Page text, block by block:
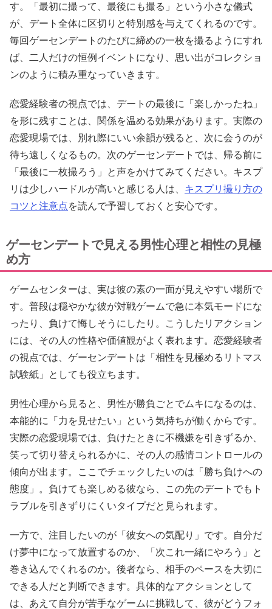
す。「最初に撮って、最後にも撮る」という小さな儀式
が、デート全体に区切りと特別感を与えてくれるのです。
毎回ゲーセンデートのたびに締めの一枚を撮るようにすれ
ば、二人だけの恒例イベントになり、思い出がコレクショ
ンのように積み重なっていきます。
恋愛経験者の視点では、デートの最後に「楽しかったね」
を形に残すことは、関係を温める効果があります。実際の
恋愛現場では、別れ際にいい余韻が残ると、次に会うのが
待ち遠しくなるもの。次のゲーセンデートでは、帰る前に
「最後に一枚撮ろう」と声をかけてみてください。キスプ
リは少しハードルが高いと感じる人は、 キスプリ撮り方の
コツと注意点を読んで予習しておくと安心です。
ゲーセンデートで見える男性心理と相性の見極
め方
ゲームセンターは、実は彼の素の一面が見えやすい場所で
す。普段は穏やかな彼が対戦ゲームで急に本気モードにな
ったり、負けて悔しそうにしたり。こうしたリアクション
には、その人の性格や価値観がよく表れます。恋愛経験者
の視点では、ゲーセンデートは「相性を見極めるリトマス
試験紙」としても役立ちます。
男性心理から見ると、男性が勝負ごとでムキになるのは、
本能的に「力を見せたい」という気持ちが働くからです。
実際の恋愛現場では、負けたときに不機嫌を引きずるか、
笑って切り替えられるかに、その人の感情コントロールの
傾向が出ます。ここでチェックしたいのは「勝ち負けへの
態度」。負けても楽しめる彼なら、この先のデートでもト
ラブルを引きずりにくいタイプだと見られます。
一方で、注目したいのが「彼女への気配り」です。自分だ
け夢中になって放置するのか、「次これ一緒にやろう」と
巻き込んでくれるのか。後者なら、相手のペースを大切に
できる人だと判断できます。具体的なアクションとして
は、あえて自分が苦手なゲームに挑戦して、彼がどうフォ